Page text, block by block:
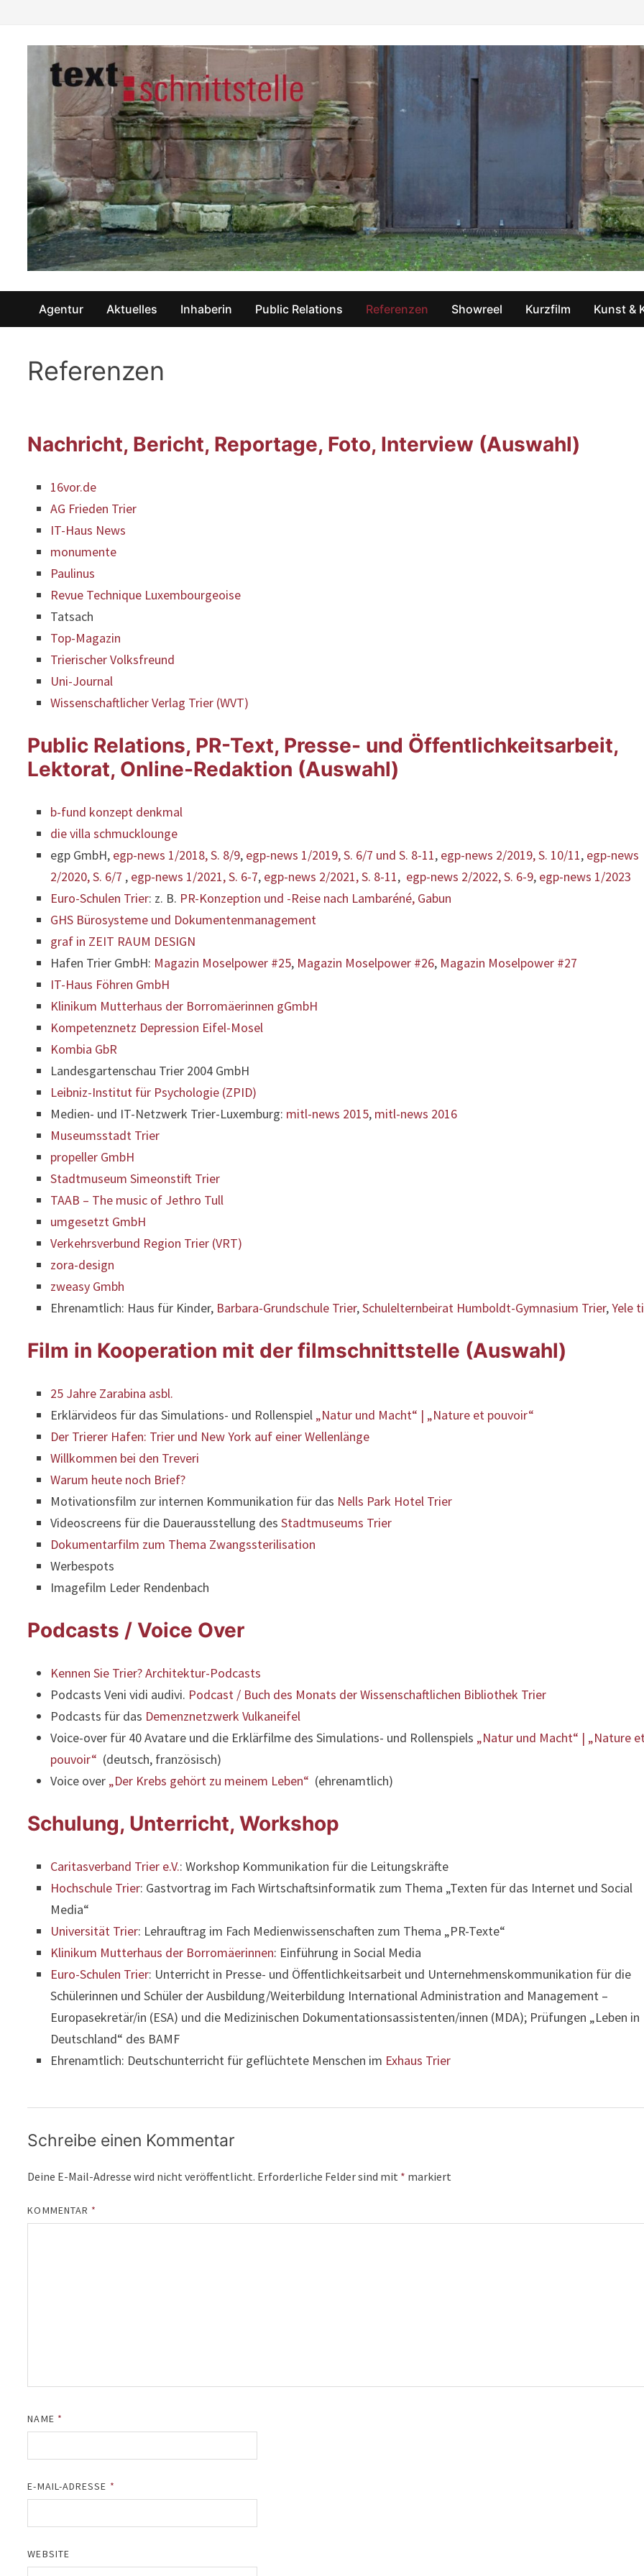
springen
Agentur Aktuelles Inhaberin Public Relations Referenzen Showreel Kurzfilm Kunst &
Referenzen
Nachricht, Bericht, Reportage, Foto, Interview (Auswahl)
16vor.de
AG Frieden Trier
IT-Haus News
monumente
Paulinus
Revue Technique Luxembourgeoise
Tatsach
Top-Magazin
Trierischer Volksfreund
Uni-Journal
Wissenschaftlicher Verlag Trier (WVT)
Public Relations, PR-Text, Presse- und Öffentlichkeitsarbeit,
Lektorat, Online-Redaktion (Auswahl)
b-fund konzept denkmal
die villa schmucklounge
egp GmbH, egp-news 1/2018, S. 8/9, egp-news 1/2019, S. 6/7 und S. 8-11, egp-news 2/2019, S. 10/11, egp-news
2/2020, S. 6/7 , egp-news 1/2021, S. 6-7, egp-news 2/2021, S. 8-11, egp-news 2/2022, S. 6-9, egp-news 1/2023
Euro-Schulen Trier: z. B. PR-Konzeption und -Reise nach Lambaréné, Gabun
GHS Bürosysteme und Dokumentenmanagement
graf in ZEIT RAUM DESIGN
Hafen Trier GmbH: Magazin Moselpower #25, Magazin Moselpower #26, Magazin Moselpower #27
IT-Haus Föhren GmbH
Klinikum Mutterhaus der Borromäerinnen gGmbH
Kompetenznetz Depression Eifel-Mosel
Kombia GbR
Landesgartenschau Trier 2004 GmbH
Leibniz-Institut für Psychologie (ZPID)
Medien- und IT-Netzwerk Trier-Luxemburg: mitl-news 2015, mitl-news 2016
Museumsstadt Trier
propeller GmbH
Stadtmuseum Simeonstift Trier
TAAB – The music of Jethro Tull
umgesetzt GmbH
Verkehrsverbund Region Trier (VRT)
zora-design
zweasy Gmbh
Ehrenamtlich: Haus für Kinder, Barbara-Grundschule Trier,Schulelternbeirat Humboldt-Gymnasium Trier,Yele
Film in Kooperation mit der filmschnittstelle (Auswahl)
25 Jahre Zarabina asbl.
Erklärvideos für das Simulations- und Rollenspiel „Natur und Macht“ | „Nature et pouvoir“
Der Trierer Hafen: Trier und New York auf einer Wellenlänge
Willkommen bei den Treveri
Warum heute noch Brief?
Motivationsfilm zur internen Kommunikation für das Nells Park Hotel Trier
Videoscreens für die Dauerausstellung desStadtmuseums Trier
Dokumentarfilm zum Thema Zwangssterilisation
Werbespots
Imagefilm Leder Rendenbach
Podcasts / Voice Over
Kennen Sie Trier? Architektur-Podcasts
Podcasts Veni vidi audivi. Podcast / Buch des Monats der Wissenschaftlichen Bibliothek Trier
Podcasts für das Demenznetzwerk Vulkaneifel
Voice-over für 40 Avatare und die Erklärfilme des Simulations- und Rollenspiels „Natur und Macht“ | „Nature
pouvoir“ (deutsch, französisch)
Voice over „Der Krebs gehört zu meinem Leben“ (ehrenamtlich)
Schulung, Unterricht, Workshop
Caritasverband Trier e.V.: Workshop Kommunikation für die Leitungskräfte
Hochschule Trier: Gastvortrag im Fach Wirtschaftsinformatik zum Thema „Texten für das Internet und Social
Media“
Universität Trier: Lehrauftrag im Fach Medienwissenschaften zum Thema „PR-Texte“
Klinikum Mutterhaus der Borromäerinnen: Einführung in Social Media
Euro-Schulen Trier: Unterricht in Presse- und Öffentlichkeitsarbeit und Unternehmenskommunikation für die
Schülerinnen und Schüler der Ausbildung/Weiterbildung International Administration and Management –
Europasekretär/in (ESA) und die Medizinischen Dokumentationsassistenten/innen (MDA); Prüfungen „Leben in
Deutschland“ des BAMF
Ehrenamtlich: Deutschunterricht für geflüchtete Menschen im Exhaus Trier
Schreibe einen Kommentar
Deine E-Mail-Adresse wird nicht veröffentlicht. Erforderliche Felder sind mit * markiert
KOMMENTAR *
NAME *
E-MAIL-ADRESSE *
WEBSITE